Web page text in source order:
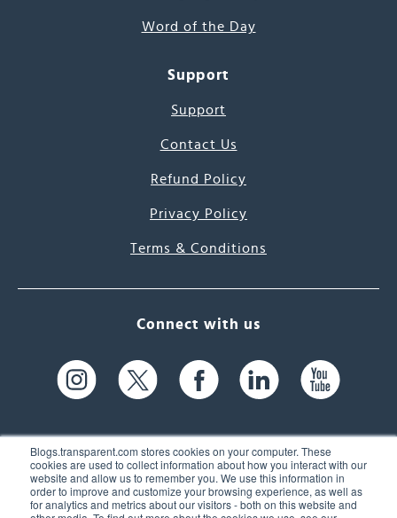
Blogs.transparent.com stores cookies on your computer. These
cookies are used to collect information about how you interact with our
website and allow us to remember you. We use this information in
order to improve and customize your browsing experience, as well as
for analytics and metrics about our visitors - both on this website and
Word of the Day
Support
Support
Contact Us
Refund Policy
Privacy Policy
Terms & Conditions
Connect with us
61 Spit Brook Rd, Suite 104,
Nashua, NH 03060 USA